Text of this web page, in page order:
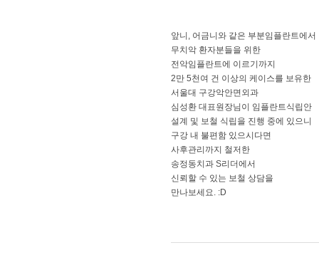
앞니, 어금니와 같은 부분임플란트에서
무치악 환자분들을 위한
전악임플란트에 이르기까지
2만 5천여 건 이상의 케이스를 보유한
서울대 구강악안면외과
심성환 대표원장님이 임플란트식립안
설계 및 보철 식립을 진행 중에 있으니
구강 내 불편함 있으시다면
사후관리까지 철저한
송정동치과 S리더에서
신뢰할 수 있는 보철 상담을
만나보세요. :D